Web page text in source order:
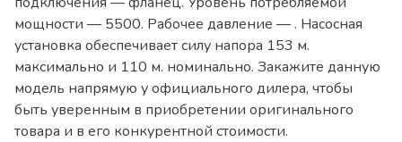
мощности — 5500. Рабочее давление — . Насосная
установка обеспечивает силу напора 153 м.
максимально и 110 м. номинально. Закажите данную
модель напрямую у официального дилера, чтобы
быть уверенным в приобретении оригинального
товара и в его конкурентной стоимости.